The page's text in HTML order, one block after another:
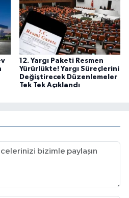
12. Yargı Paketi Resmen
Yürürlükte! Yargı Süreçlerini
Değiştirecek Düzenlemeler
Tek Tek Açıklandı